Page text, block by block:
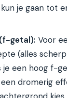
je gaan tot
getal): Voor
(alles
je een hoog f-
een dromerig